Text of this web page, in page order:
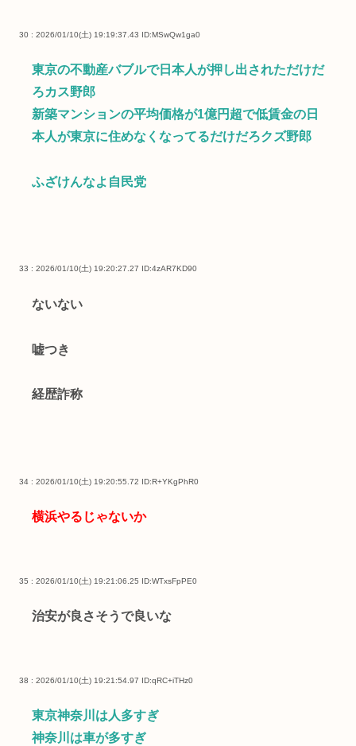
30 : 2026/01/10(土) 19:19:37.43 ID:MSwQw1ga0
東京の不動産バブルで日本人が押し出されただけだ
ろカス野郎
新築マンションの平均価格が1億円超で低賃金の日
本人が東京に住めなくなってるだけだろクズ野郎
ふざけんなよ自民党
33 : 2026/01/10(土) 19:20:27.27 ID:4zAR7KD90
ないない
嘘つき
経歴詐称
34 : 2026/01/10(土) 19:20:55.72 ID:R+YKgPhR0
横浜やるじゃないか
35 : 2026/01/10(土) 19:21:06.25 ID:WTxsFpPE0
治安が良さそうで良いな
38 : 2026/01/10(土) 19:21:54.97 ID:qRC+iTHz0
東京神奈川は人多すぎ
神奈川は車が多すぎ